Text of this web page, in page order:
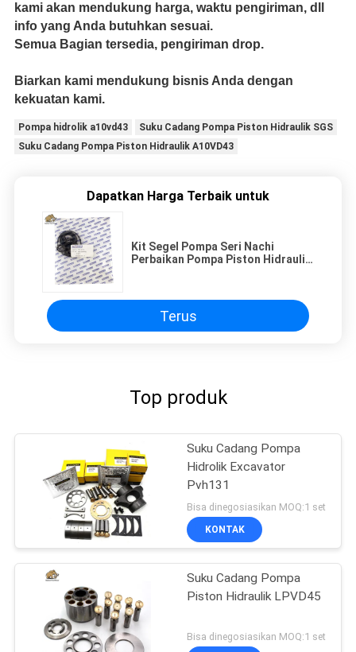
kami akan mendukung harga, waktu pengiriman, dll
info yang Anda butuhkan sesuai.
Semua Bagian tersedia, pengiriman drop.
Biarkan kami mendukung bisnis Anda dengan
kekuatan kami.
Pompa hidrolik a10vd43
Suku Cadang Pompa Piston Hidraulik SGS
Suku Cadang Pompa Piston Hidraulik A10VD43
Dapatkan Harga Terbaik untuk
Kit Segel Pompa Seri Nachi
Perbaikan Pompa Piston Hidraulik
Terus
Top produk
Suku Cadang Pompa
Hidrolik Excavator
Pvh131
Bisa dinegosiasikan MOQ:1 set
KONTAK
Suku Cadang Pompa
Piston Hidraulik LPVD45
Bisa dinegosiasikan MOQ:1 set